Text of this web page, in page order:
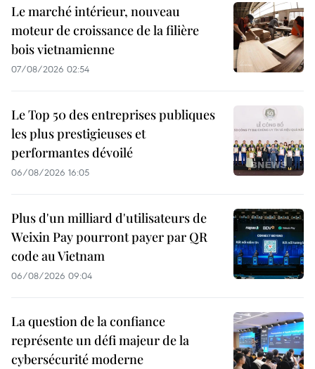
Le marché intérieur, nouveau
moteur de croissance de la filière
bois vietnamienne
07/08/2026 02:54
Le Top 50 des entreprises publiques
les plus prestigieuses et
performantes dévoilé
06/08/2026 16:05
Plus d'un milliard d'utilisateurs de
Weixin Pay pourront payer par QR
code au Vietnam
06/08/2026 09:04
La question de la confiance
représente un défi majeur de la
cybersécurité moderne